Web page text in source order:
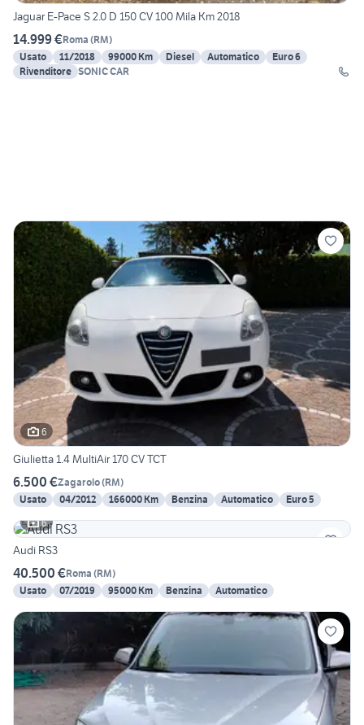
Jaguar E-Pace S 2.0 D 150 CV 100 Mila Km 2018
14.999 €Roma (RM)
Usato
11/2018 99000 Km Diesel Automatico
Euro 6
Rivenditore SONIC CAR
6
Giulietta 1.4 MultiAir 170 CV TCT
6.500 €Zagarolo(RM)
Usato
04/2012 166000 Km Benzina Automatico
Euro 5
6
Audi RS3
40.500 €Roma (RM)
Usato
07/2019 95000 Km Benzina Automatico